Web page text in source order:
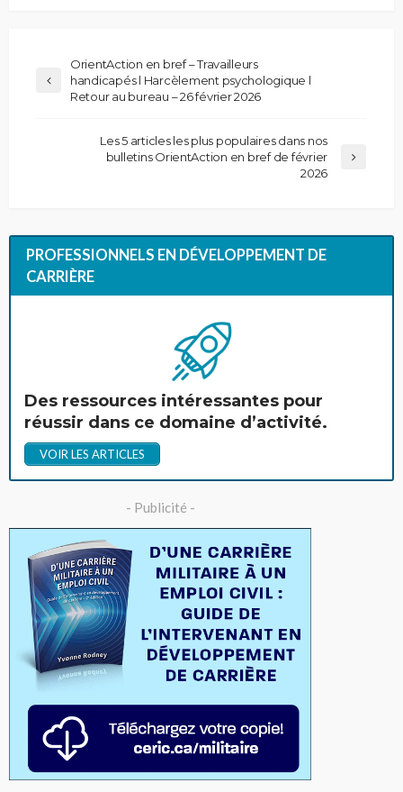
OrientAction en bref – Travailleurs
handicapés l Harcèlement psychologique l
Retour au bureau – 26 février 2026
Les 5 articles les plus populaires dans nos
bulletins OrientAction en bref de février
2026
PROFESSIONNELS EN DÉVELOPPEMENT DE
CARRIÈRE
Des ressources intéressantes pour
réussir dans ce domaine d’activité.
VOIR LES ARTICLES
- Publicité -